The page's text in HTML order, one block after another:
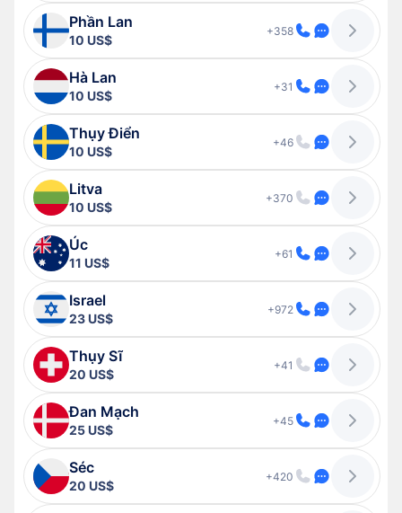
Phần Lan
10 US$
+358
Hà Lan
10 US$
+31
Thụy Điển
10 US$
+46
Litva
10 US$
+370
Úc
11 US$
+61
Israel
23 US$
+972
Thụy Sĩ
20 US$
+41
Đan Mạch
25 US$
+45
Séc
20 US$
+420